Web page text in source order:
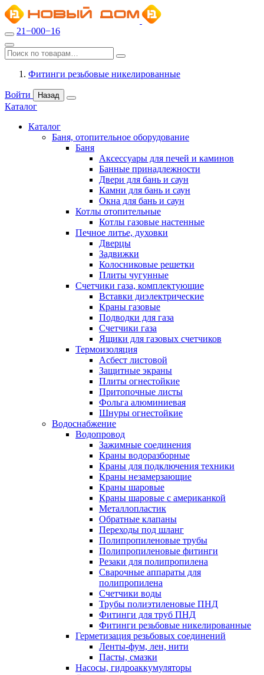
21−000−16
Фитинги резьбовые никелированные
Войти Назад
Каталог
Каталог
Баня, отопительное оборудование
Баня
Аксессуары для печей и каминов
Банные принадлежности
Двери для бань и саун
Камни для бань и саун
Окна для бань и саун
Котлы отопительные
Котлы газовые настенные
Печное литье, духовки
Дверцы
Задвижки
Колосниковые решетки
Плиты чугунные
Счетчики газа, комплектующие
Вставки диэлектрические
Краны газовые
Подводки для газа
Счетчики газа
Ящики для газовых счетчиков
Термоизоляция
Асбест листовой
Защитные экраны
Плиты огнестойкие
Притопочные листы
Фольга алюминиевая
Шнуры огнестойкие
Водоснабжение
Водопровод
Зажимные соединения
Краны водоразборные
Краны для подключения техники
Краны незамерзающие
Краны шаровые
Краны шаровые с американкой
Металлопластик
Обратные клапаны
Переходы под шланг
Полипропиленовые трубы
Полипропиленовые фитинги
Резаки для полипропилена
Сварочные аппараты для
полипропилена
Счетчики воды
Трубы полиэтиленовые ПНД
Фитинги для труб ПНД
Фитинги резьбовые никелированные
Герметизация резьбовых соединений
Ленты-фум, лен, нити
Пасты, смазки
Насосы, гидроаккумуляторы